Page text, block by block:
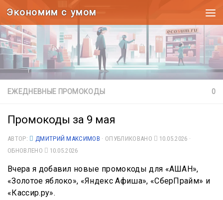
Под записью
Экономим с умом
ЕЖЕДНЕВНЫЕ ПРОМОКОДЫ 0
Промокоды за 9 мая
АВТОР: ДМИТРИЙ МАКСИМОВ · ОПУБЛИКОВАНО 10.05.2026 ·
ОБНОВЛЕНО
10.05.2026
Вчера я добавил новые промокоды для «АШАН»,
«Золотое яблоко», «Яндекс Афиша», «СберПрайм» и
«Кассир.ру».